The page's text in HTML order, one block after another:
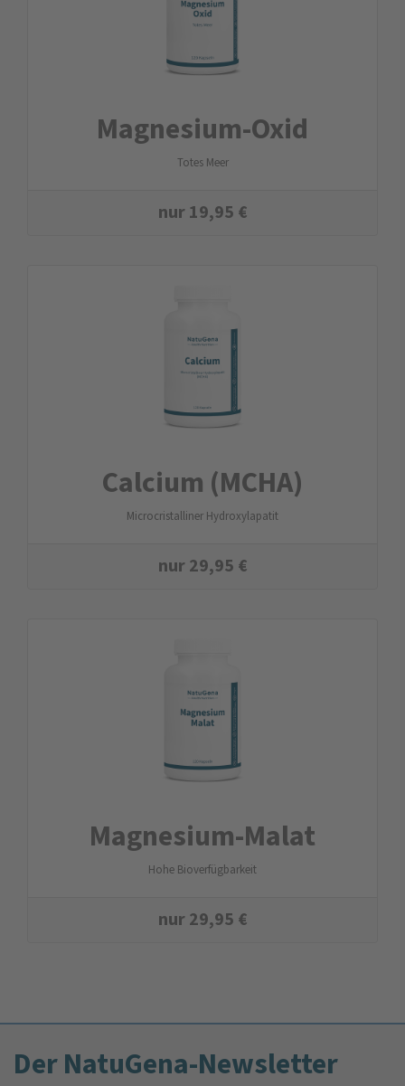
Magnesium-Oxid
Totes Meer
nur19,95 €
Calcium (MCHA)
Microcristalliner Hydroxylapatit
nur29,95 €
Magnesium-Malat
Hohe Bioverfügbarkeit
nur29,95 €
Der NatuGena-Newsletter